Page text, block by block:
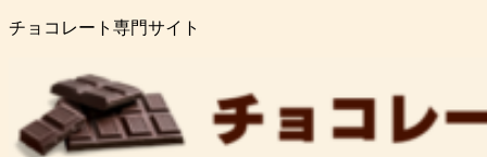
チョコレート専門サイト